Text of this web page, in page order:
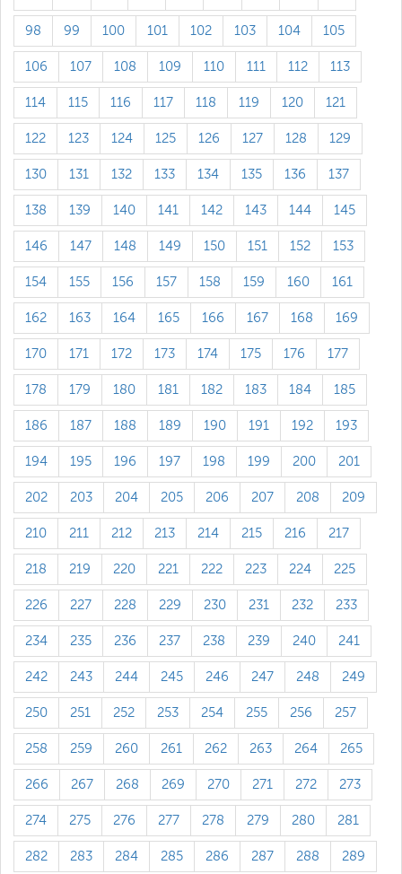
98 99 100 101 102 103 104 105
106 107 108 109 110 111 112 113
114 115 116 117 118 119 120 121
122 123 124 125 126 127 128 129
130 131 132 133 134 135 136 137
138 139 140 141 142 143 144 145
146 147 148 149 150 151 152 153
154 155 156 157 158 159 160 161
162 163 164 165 166 167 168 169
170 171 172 173 174 175 176 177
178 179 180 181 182 183 184 185
186 187 188 189 190 191 192 193
194 195 196 197 198 199 200 201
202 203 204 205 206 207 208 209
210 211 212 213 214 215 216 217
218 219 220 221 222 223 224 225
226 227 228 229 230 231 232 233
234 235 236 237 238 239 240 241
242 243 244 245 246 247 248 249
250 251 252 253 254 255 256 257
258 259 260 261 262 263 264 265
266 267 268 269 270 271 272 273
274 275 276 277 278 279 280 281
282 283 284 285 286 287 288 289